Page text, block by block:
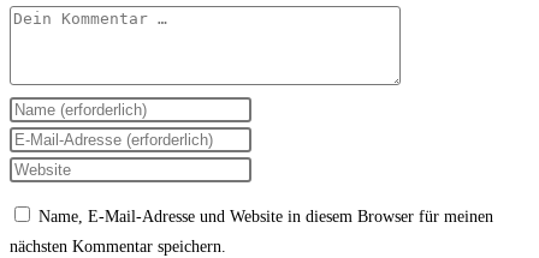
Kommentar
Gib
deinen
Namen
Benutzernamen
Gib
deine
Gib
Name, E-Mail-Adresse und Website in diesem Browser für meinen
nächsten Kommentar speichern.